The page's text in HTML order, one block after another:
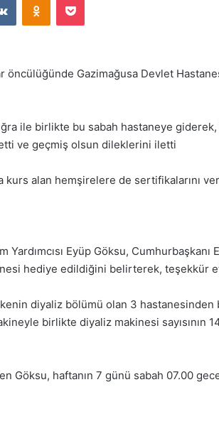
öncülüğünde Gazimağusa Devlet
ile birlikte bu sabah hastaneye
ve geçmiş olsun dileklerini iletti
alan hemşirelere de sertifikalarını
Eyüp Göksu, Cumhurbaşkanı
hediye edildiğini belirterek, teşekkür
diyaliz bölümü olan 3
birlikte diyaliz makinesi sayısının
Göksu, haftanın 7 günü sabah 07.00